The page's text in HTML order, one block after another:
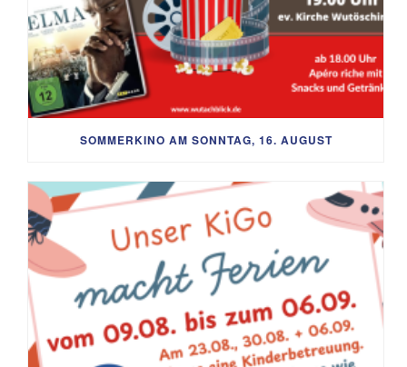
SOMMERKINO AM SONNTAG, 16. AUGUST